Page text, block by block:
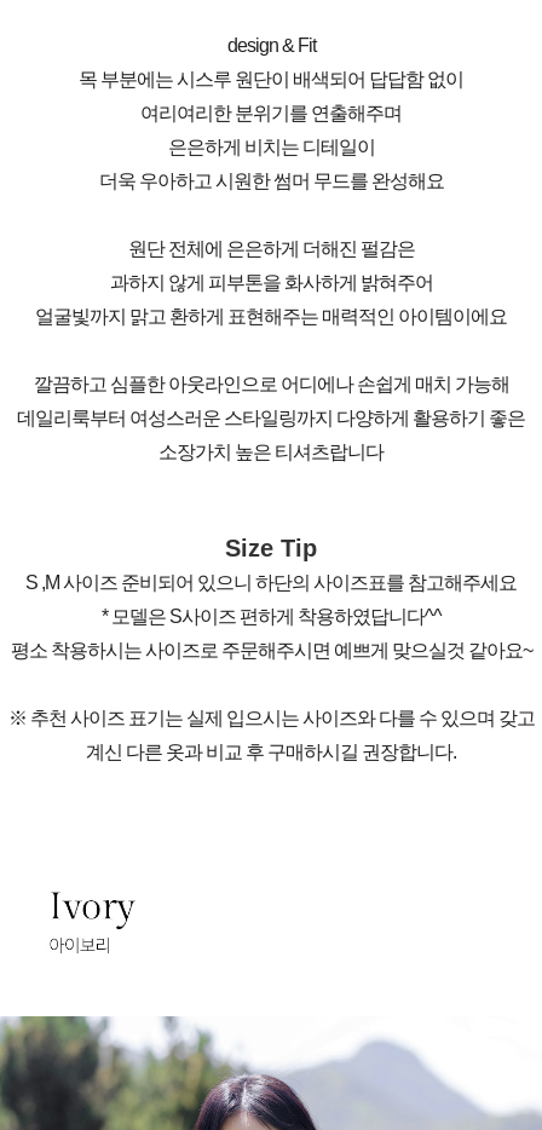
design & Fit
목 부분에는 시스루 원단이 배색되어 답답함 없이
여리여리한 분위기를 연출해주며
은은하게 비치는 디테일이
더욱 우아하고 시원한 썸머 무드를 완성해요
원단 전체에 은은하게 더해진 펄감은
과하지 않게 피부톤을 화사하게 밝혀주어
얼굴빛까지 맑고 환하게 표현해주는 매력적인 아이템이에요
깔끔하고 심플한 아웃라인으로 어디에나 손쉽게 매치 가능해
데일리룩부터 여성스러운 스타일링까지 다양하게 활용하기 좋은
소장가치 높은 티셔츠랍니다
Size Tip
S ,M 사이즈 준비되어 있으니 하단의 사이즈표를 참고해주세요
* 모델은 S사이즈 편하게 착용하였답니다^^
평소 착용하시는 사이즈로 주문해주시면 예쁘게 맞으실것 같아요~
※ 추천 사이즈 표기는 실제 입으시는 사이즈와 다를 수 있으며 갖고
계신 다른 옷과 비교 후 구매하시길 권장합니다.